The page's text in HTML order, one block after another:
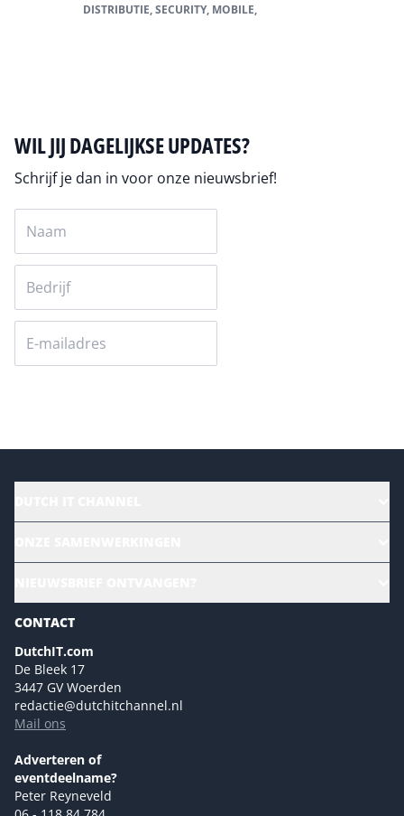
DISTRIBUTIE, SECURITY, MOBILE,
WIL JIJ DAGELIJKSE UPDATES?
Schrijf je dan in voor onze nieuwsbrief!
Magazines
Marketingmogelijkheden 2026
Eventmogelijkheden 2026
Advertising opportunities 2026 ENG
Event opportunities 2026 ENG
NL Digital
Versturen
CONTACT
DutchIT.com
De Bleek 17
3447 GV Woerden
redactie@dutchitchannel.nl
Mail ons
Adverteren of
eventdeelname?
Peter Reyneveld